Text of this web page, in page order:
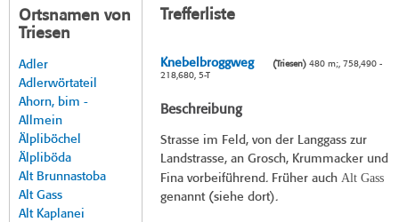
Ortsnamen von
Triesen
Adler
Adlerwörtateil
Ahorn, bim -
Allmein
Älpliböchel
Älpliböda
Alt Brunnastoba
Alt Gass
Alt Kaplanei
Trefferliste
Knebelbroggweg (Triesen)480 m;, 758,490 -
218,680, 5-T
Beschreibung
Strasse im Feld, von der Langgass zur
Landstrasse, an Grosch, Krummacker und
Fina vorbeiführend. Früher auch Alt Gass
genannt (siehe dort).